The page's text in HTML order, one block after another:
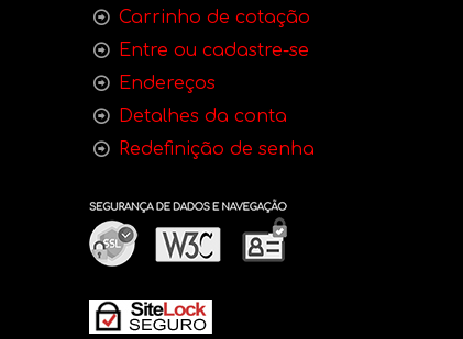
Carrinho de cotação
Entre ou cadastre-se
Endereços
Detalhes da conta
Redefinição de senha